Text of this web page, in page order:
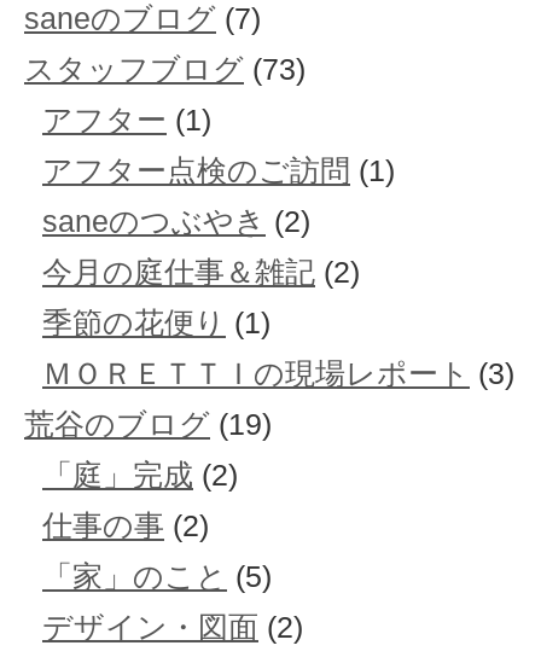
saneのブログ (7)
スタッフブログ (73)
アフター (1)
アフター点検のご訪問 (1)
saneのつぶやき (2)
今月の庭仕事＆雑記 (2)
季節の花便り (1)
ＭＯＲＥＴＴＩの現場レポート (3)
荒谷のブログ (19)
「庭」完成 (2)
仕事の事 (2)
「家」のこと (5)
デザイン・図面 (2)